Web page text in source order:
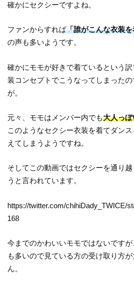
確かにセクシーですよね。
ファンからすれば「誰がこんな衣装
の声も多いようです。
確かにモモが好きで着ているという
装コンセプトでこうなってしまった
が。
元々、モモはメンバー内でも大人っ
このようなセクシー衣装を着てダン
えてしまうようですね。
そしてこの動画ではセクシーを通り
うと言われています。
https://twitter.com/chihiDady_TWICE/
168
今までのかわいいモモではないです
も多いので見ている方の受け取り方
ん。